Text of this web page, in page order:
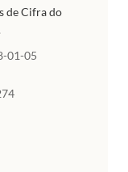
de Cifra do
01-05